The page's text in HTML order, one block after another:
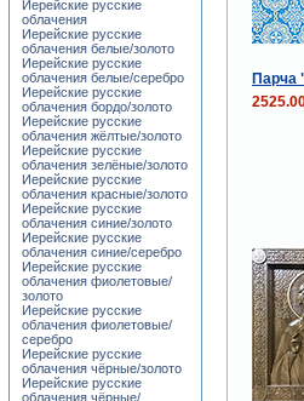
Парча
Иерейские русские
облачения
Иерейские русские
облачения белые/золото
Иерейские русские
облачения белые/серебро
Иерейские русские
облачения бордо/золото
Иерейские русские
облачения жёлтые/золото
Иерейские русские
облачения зелёные/золото
Иерейские русские
облачения красные/золото
Иерейские русские
облачения синие/золото
Иерейские русские
облачения синие/серебро
Иерейские русские
облачения фиолетовые/
золото
Иерейские русские
облачения фиолетовые/
серебро
Иерейские русские
облачения чёрные/золото
Иерейские русские
облачения чёрные/